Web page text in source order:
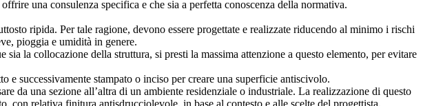
una consulenza specifica e che sia a perfetta conoscenza della normativa.
ripida. Per tale ragione, devono essere progettate e realizzate riducendo al minimo i rischi
pioggia e umidità in genere.
sia la collocazione della struttura, si presti la massima attenzione a questo elemento, per evitare
successivamente stampato o inciso per creare una superficie antiscivolo.
da una sezione all’altra di un ambiente residenziale o industriale. La realizzazione di questo